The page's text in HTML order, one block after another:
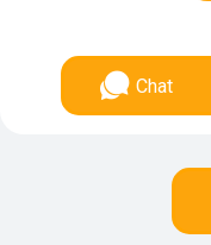
Chat